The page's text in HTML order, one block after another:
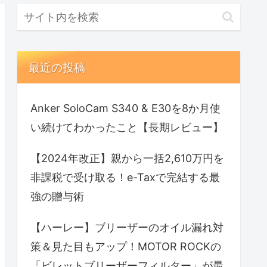
最近の投稿
Anker SoloCam S340 & E30を8か月使
い続けてわかったこと【長期レビュー】
【2024年改正】親から一括2,610万円を
非課税で受け取る！e-Taxで完結する最
強の贈与術
【ハーレー】ブリーザーのオイル漏れ対
策＆見た目もアップ！MOTOR ROCKの